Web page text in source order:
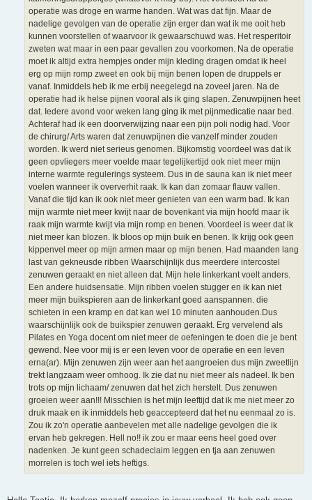
operatie was droge en warme handen. Wat was dat fijn. Maar de
nadelige gevolgen van de operatie zijn erger dan wat ik me ooit heb
kunnen voorstellen of waarvoor ik gewaarschuwd was. Het resperitoir
zweten wat maar in een paar gevallen zou voorkomen. Na de operatie
moet ik altijd extra hempjes onder mijn kleding dragen omdat ik heel
erg op mijn romp zweet en ook bij mijn benen lopen de druppels er
vanaf. Inmiddels heb ik me erbij neegelegd na zoveel jaren. Na de
operatie had ik helse pijnen vooral als ik ging slapen. Zenuwpijnen heet
dat. Iedere avond voor weken lang ging ik met pijnmedicatie naar bed.
Achteraf had ik een doorverwijzing naar een pijn poli nodig had. Voor
de chirurg/ Arts waren dat zenuwpijnen die vanzelf minder zouden
worden. Ik werd niet serieus genomen. Bijkomstig voordeel was dat ik
geen opvliegers meer voelde maar tegelijkertijd ook niet meer mijn
interne warmte regulerings systeem. Dus in de sauna kan ik niet meer
voelen wanneer ik oververhit raak. Ik kan dan zomaar flauw vallen.
Vanaf die tijd kan ik ook niet meer genieten van een warm bad. Ik kan
mijn warmte niet meer kwijt naar de bovenkant via mijn hoofd maar ik
raak mijn warmte kwijt via mijn romp en benen. Voordeel is weer dat ik
niet meer kan blozen. Ik bloos op mijn buik en benen. Ik krijg ook geen
kippenvel meer op mijn armen maar op mijn benen. Had maanden lang
last van gekneusde ribben Waarschijnlijk dus meerdere intercostel
zenuwen geraakt en niet alleen dat. Mijn hele linkerkant voelt anders.
Een andere huidsensatie. Mijn ribben voelen stugger en ik kan niet
meer mijn buikspieren aan de linkerkant goed aanspannen. die
schieten in een kramp en dat kan wel 10 minuten aanhouden.Dus
waarschijnlijk ook de buikspier zenuwen geraakt. Erg vervelend als
Pilates en Yoga docent om niet meer de oefeningen te doen die je bent
gewend. Nee voor mij is er een leven voor de operatie en een leven
erna(ar). Mijn zenuwen zijn weer aan het aangroeien dus mijn zweetlijn
trekt langzaam weer omhoog. Ik zie dat nu niet meer als nadeel. Ik ben
trots op mijn lichaam/ zenuwen dat het zich herstelt. Dus zenuwen
groeien weer aan!!! Misschien is het mijn leeftijd dat ik me niet meer zo
druk maak en ik inmiddels heb geaccepteerd dat het nu eenmaal zo is.
Zou ik zo'n operatie aanbevelen met alle nadelige gevolgen die ik
ervan heb gekregen. Hell no!! ik zou er maar eens heel goed over
nadenken. Je kunt geen schadeclaim leggen en tja aan zenuwen
morrelen is toch wel iets heftigs.